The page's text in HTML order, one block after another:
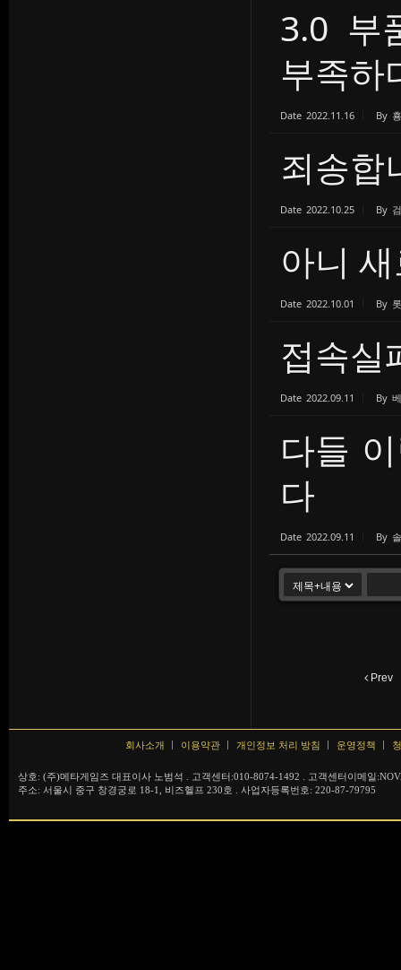
3.0 부
부족하
Date 2022.11.16 By
죄송합
Date 2022.10.25 By
아니
Date 2022.10.01 By
접속실
Date 2022.09.11 By
다들
다
Date 2022.09.11 By
Prev
회사소개 이용약관 개인정보 처리 방침 운영정책
상호: (주)메타게임즈 대표이사 노범석 . 고객센터:010-8074-1492 . 고객센터이메일
주소: 서울시 중구 창경궁로 18-1, 비즈헬프 230호 . 사업자등록번호: 220-87-79795